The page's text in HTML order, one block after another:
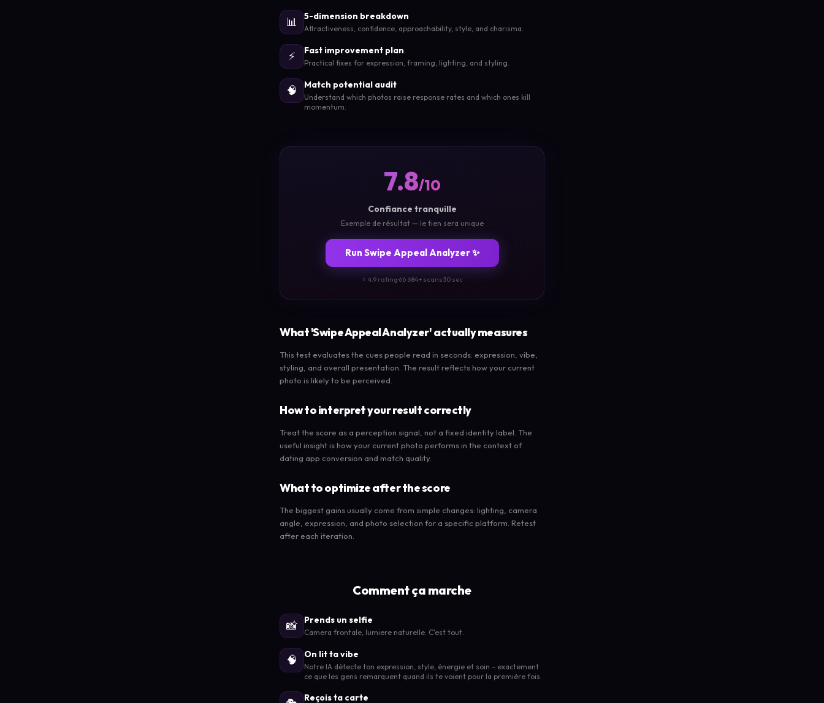
📊 5-dimension breakdown
Attractiveness, confidence, approachability, style, and charisma.
⚡ Fast improvement plan
Practical fixes for expression, framing, lighting, and styling.
🧠 Match potential audit
Understand which photos raise response rates and which ones kill
momentum.
7.8/10
Confiance tranquille
Exemple de résultat — le tien sera unique
Run Swipe Appeal Analyzer ✨
⭐ 4.9 rating·66 684+ scans·30 sec
What 'Swipe Appeal Analyzer' actually measures
This test evaluates the cues people read in seconds: expression, vibe,
styling, and overall presentation. The result reflects how your current
photo is likely to be perceived.
How to interpret your result correctly
Treat the score as a perception signal, not a fixed identity label. The
useful insight is how your current photo performs in the context of
dating app conversion and match quality.
What to optimize after the score
The biggest gains usually come from simple changes: lighting, camera
angle, expression, and photo selection for a specific platform. Retest
after each iteration.
Comment ça marche
📸 Prends un selfie
Camera frontale, lumiere naturelle. C'est tout.
🧠 On lit ta vibe
Notre IA détecte ton expression, style, énergie et soin - exactement
ce que les gens remarquent quand ils te voient pour la première fois.
Reçois ta carte